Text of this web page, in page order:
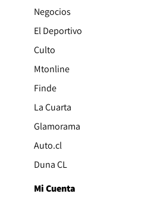
Negocios
El Deportivo
Culto
Mtonline
Finde
La Cuarta
Glamorama
Auto.clOpens in new window
Duna CLOpens in new window
Mi Cuenta